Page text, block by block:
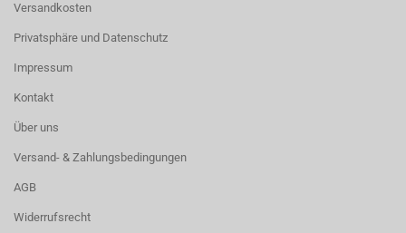
Versandkosten
Privatsphäre und Datenschutz
Impressum
Kontakt
Über uns
Versand- & Zahlungsbedingungen
AGB
Widerrufsrecht